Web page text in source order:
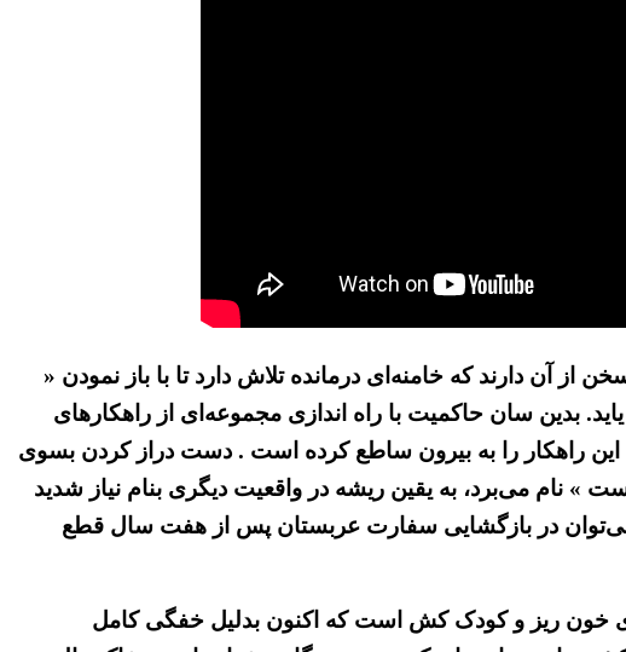
آن دارند که خامنه‌ای درمانده تلاش دارد تا با باز نمودن «
بدین سان حاکمیت با راه اندازی مجموعه‌ای از راهکار‌های
این راهکار را به بیرون ساطع کرده است . دست دراز کردن بسوی
» نام می‌برد، به یقین ریشه در واقعیت دیگری بنام نیاز شدید
می‌توان در بازگشایی سفارت عربستان پس از هفت سال قطع
خون ریز و کودک کش است که اکنون بدلیل خفگی کامل